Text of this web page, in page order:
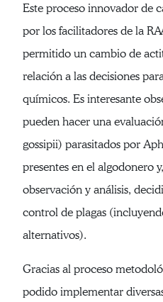
Este proceso innovador de
por los facilitadores de la
permitido un cambio de
relación a las decisiones
químicos. Es interesante
pueden hacer una
gossipii) parasitados por
presentes en el algodonero
observación y análisis,
control de plagas
alternativos).
Gracias al proceso
podido implementar